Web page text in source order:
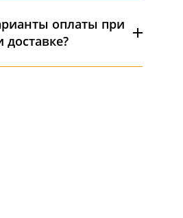
Вам
оплаты при